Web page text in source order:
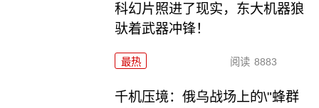
科幻片照进了现实，东大机器狼
驮着武器冲锋！
最热 阅读 8883
千机压境：俄乌战场上的\"蜂群